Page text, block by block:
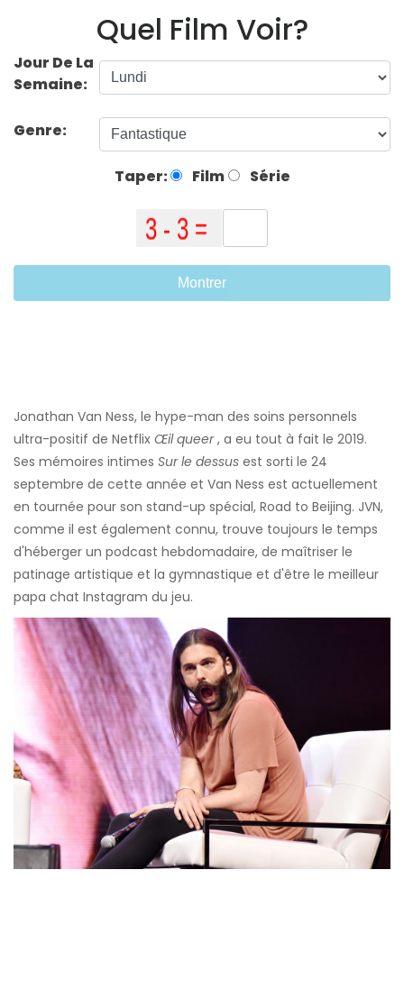
Quel Film Voir?
Jour De La
Semaine:
Genre:
Taper: Film Série
Montrer
Jonathan Van Ness, le hype-man des soins personnels
ultra-positif de Netflix Œil queer, a eu tout à fait le 2019.
Ses mémoires intimes Sur le dessus est sorti le 24
septembre de cette année et Van Ness est actuellement
en tournée pour son stand-up spécial, Road to Beijing. JVN,
comme il est également connu, trouve toujours le temps
d'héberger un podcast hebdomadaire, de maîtriser le
patinage artistique et la gymnastique et d'être le meilleur
papa chat Instagram du jeu.